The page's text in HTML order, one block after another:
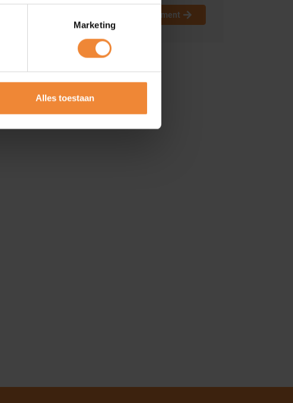
Marketing
Alles toestaan
Waarom parkmanagement